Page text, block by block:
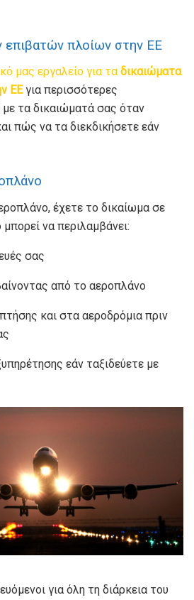
επιβατών πλοίων στην ΕΕ
μας εργαλείο για ταδικαιώματα
ΕΕγια περισσότερες
τα δικαιώματά σας όταν
πώς να τα διεκδικήσετε εάν
έχετε το δικαίωμα σε
να περιλαμβάνει:
σας
από το αεροπλάνο
και στα αεροδρόμια πριν
εάν ταξιδεύετε με
για όλη τη διάρκεια του